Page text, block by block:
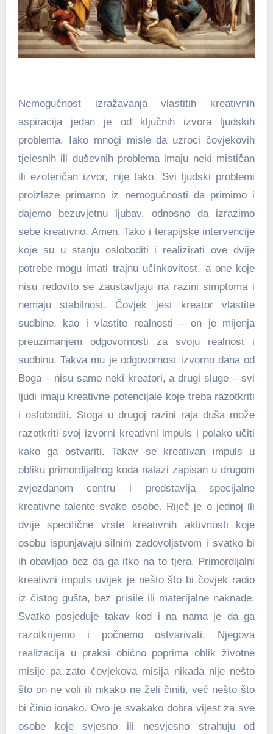
Nemogućnost izražavanja vlastitih kreativnih
aspiracija jedan je od ključnih izvora ljudskih
problema. Iako mnogi misle da uzroci čovjekovih
tjelesnih ili duševnih problema imaju neki mističan
ili ezoteričan izvor, nije tako. Svi ljudski problemi
proizlaze primarno iz nemogućnosti da primimo i
dajemo bezuvjetnu ljubav, odnosno da izrazimo
sebe kreativno. Amen. Tako i terapijske intervencije
koje su u stanju osloboditi i realizirati ove dvije
potrebe mogu imati trajnu učinkovitost, a one koje
nisu redovito se zaustavljaju na razini simptoma i
nemaju stabilnost. Čovjek jest kreator vlastite
sudbine, kao i vlastite realnosti – on je mijenja
preuzimanjem odgovornosti za svoju realnost i
sudbinu. Takva mu je odgovornost izvorno dana od
Boga – nisu samo neki kreatori, a drugi sluge – svi
ljudi imaju kreativne potencijale koje treba razotkriti
i osloboditi. Stoga u drugoj razini raja duša može
razotkriti svoj izvorni kreativni impuls i polako učiti
kako ga ostvariti. Takav se kreativan impuls u
obliku primordijalnog koda nalazi zapisan u drugom
zvjezdanom centru i predstavlja specijalne
kreativne talente svake osobe. Riječ je o jednoj ili
dvije specifične vrste kreativnih aktivnosti koje
osobu ispunjavaju silnim zadovoljstvom i svatko bi
ih obavljao bez da ga itko na to tjera. Primordijalni
kreativni impuls uvijek je nešto što bi čovjek radio
iz čistog gušta, bez prisile ili materijalne naknade.
Svatko posjeduje takav kod i na nama je da ga
razotkrijemo i počnemo ostvarivati. Njegova
realizacija u praksi obično poprima oblik životne
misije pa zato čovjekova misija nikada nije nešto
što on ne voli ili nikako ne želi činiti, već nešto što
bi činio ionako. Ovo je svakako dobra vijest za sve
osobe koje svjesno ili nesvjesno strahuju od